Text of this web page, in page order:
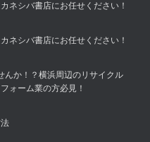
ネシバ書店にお任せください！
ネシバ書店にお任せください！
んか！？横浜周辺のリサイクル
ォーム業の方必見！